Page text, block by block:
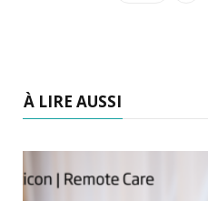
À LIRE AUSSI